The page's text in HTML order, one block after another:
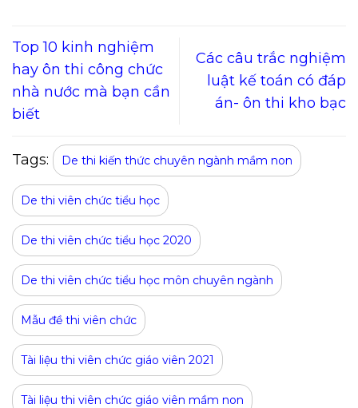
Top 10 kinh nghiệm
hay ôn thi công chức
nhà nước mà bạn cần
biết
Các câu trắc nghiệm
luật kế toán có đáp
án- ôn thi kho bạc
Tags: De thi kiến thức chuyên ngành mầm non
De thi viên chức tiểu học
De thi viên chức tiểu học 2020
De thi viên chức tiểu học môn chuyên ngành
Mẫu đề thi viên chức
Tài liệu thi viên chức giáo viên 2021
Tài liệu thi viên chức giáo viên mầm non